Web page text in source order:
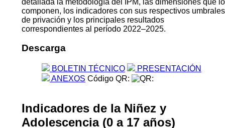
componen, los indicadores con sus respectivos umbrales
de privación y los principales resultados
correspondientes al período 2022–2025.
Descarga
BOLETIN TÉCNICO
PRESENTACIÓN
ANEXOS Código QR:
Indicadores de la Niñez y
Adolescencia (0 a 17 años)